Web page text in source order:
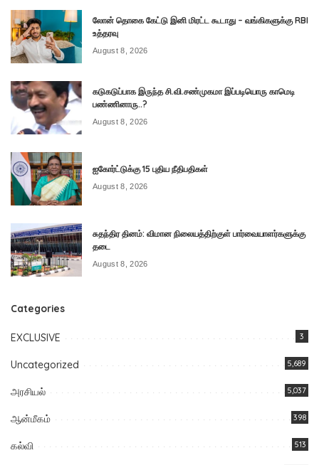
லோன் தொகை கேட்டு இனி மிரட்ட கூடாது – வங்கிகளுக்கு RBI
உத்தரவு
August 8, 2026
கடுகடுப்பாக இருந்த சி.வி.சண்முகமா இப்படியொரு காமெடி
பண்ணினாரு..?
August 8, 2026
ஐகோர்ட்டுக்கு 15 புதிய நீதிபதிகள்
August 8, 2026
சுதந்திர தினம்: விமான நிலையத்திற்குள் பார்வையாளர்களுக்கு
தடை
August 8, 2026
Categories
EXCLUSIVE 3
Uncategorized 5,689
அரசியல் 5,037
ஆன்மீகம் 398
கல்வி 513